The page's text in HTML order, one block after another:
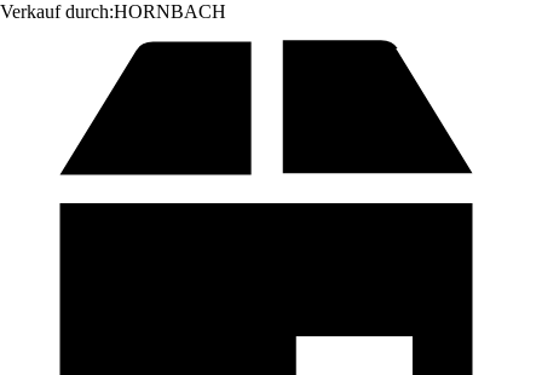
Verkauf durch:HORNBACH